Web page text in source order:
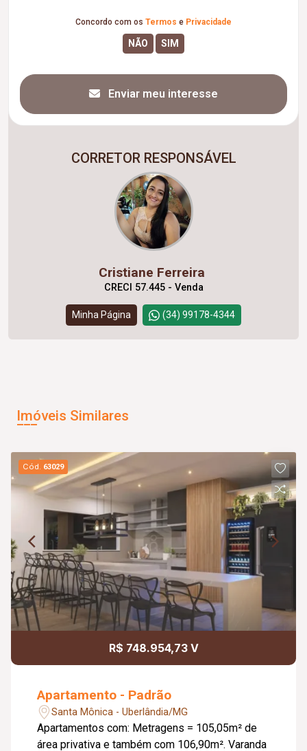
Concordo com os Termos e Privacidade
Enviar meu interesse
CORRETOR RESPONSÁVEL
Cristiane Ferreira
CRECI 57.445 - Venda
Minha Página (34) 99178-4344
Imóveis Similares
Cód. 63029
R$ 748.954,73 V
Apartamento - Padrão
Santa Mônica - Uberlândia/MG
Apartamentos com: Metragens = 105,05m² de
área privativa e também com 106,90m². Varanda